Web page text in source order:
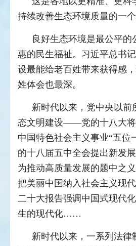
持续改善生态环境质量的一
良好生态环境是最公平的
惠的民生福祉。习近平总书
设最能给老百姓带来获得感
姓体会也最深。
新时代以来，党中央以前
态文明建设——党的十八大将
中国特色社会主义事业“五位
的十八届五中全会提出新发
为推动高质量发展的题中之
把美丽中国纳入社会主义现
二十大报告强调中国式现代
生的现代化……
新时代以来，一系列法律